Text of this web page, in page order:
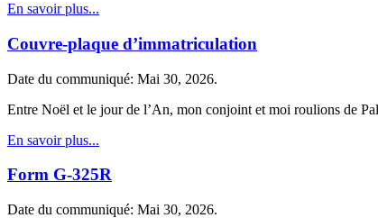
En savoir plus...
Couvre-plaque d’immatriculation
Date du communiqué: Mai 30, 2026.
Entre Noël et le jour de l’An, mon conjoint et moi roulions de
En savoir plus...
Form G-325R
Date du communiqué: Mai 30, 2026.